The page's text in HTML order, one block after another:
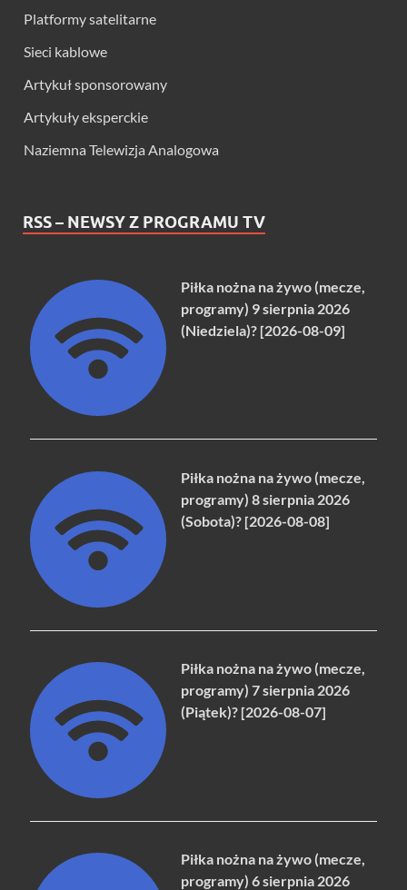
Platformy satelitarne
Sieci kablowe
Artykuł sponsorowany
Artykuły eksperckie
Naziemna Telewizja Analogowa
RSS – NEWSY Z PROGRAMU TV
Piłka nożna na żywo (mecze,
programy) 9 sierpnia 2026
(Niedziela)? [2026-08-09]
Piłka nożna na żywo (mecze,
programy) 8 sierpnia 2026
(Sobota)? [2026-08-08]
Piłka nożna na żywo (mecze,
programy) 7 sierpnia 2026
(Piątek)? [2026-08-07]
Piłka nożna na żywo (mecze,
programy) 6 sierpnia 2026